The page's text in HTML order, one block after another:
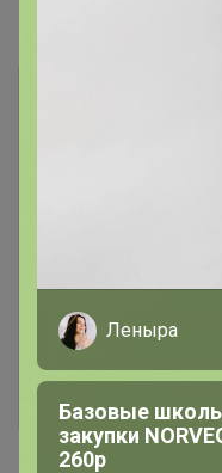
Чтобы
необходимо
Войти
Леныра
Базовые
закупки
260р